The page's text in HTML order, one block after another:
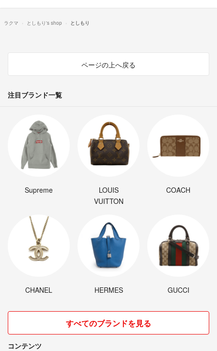
ラクマ としもり's shop としもり
ページの上へ戻る
注目ブランド一覧
Supreme
LOUIS
VUITTON
COACH
CHANEL HERMES GUCCI
すべてのブランドを見る
コンテンツ